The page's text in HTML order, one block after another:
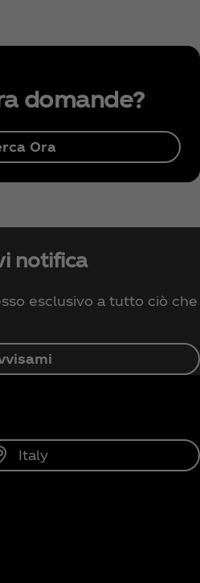
domande?
Ora
notifica
esclusivo a tutto ciò che
Italy